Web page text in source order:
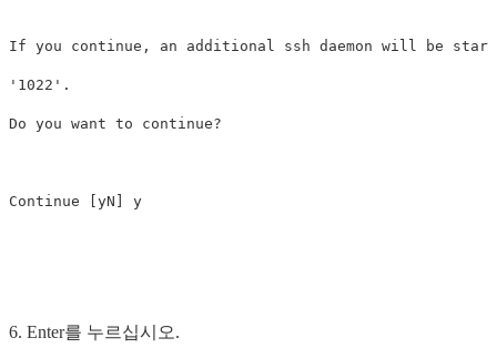
If you continue, an additional ssh daemon will be
'1022'.
Do you want to continue?
Continue [yN] y
6. Enter를 누르십시오.